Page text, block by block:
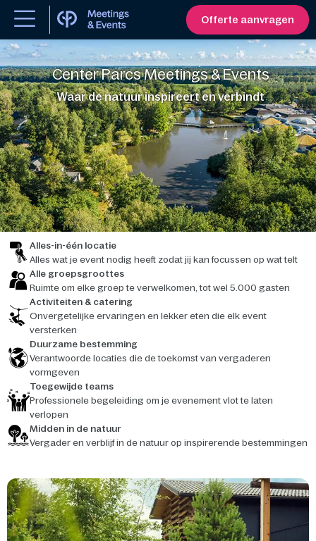
Offerte aanvragen
Center Parcs Meetings & Events
Waar de natuur inspireert en verbindt
Alles-in-één locatie
Alles wat je event nodig heeft zodat jij kan focussen op wat telt
Alle groepsgroottes
Ruimte om elke groep te verwelkomen, tot wel 5.000 gasten
Activiteiten & catering
Onvergetelijke ervaringen en lekker eten die elk event
versterken
Duurzame bestemming
Verantwoorde locaties die de toekomst van vergaderen
vormgeven
Toegewijde teams
Professionele begeleiding om je evenement vlot te laten
verlopen
Midden in de natuur
Vergader en verblijf in de natuur op inspirerende bestemmingen